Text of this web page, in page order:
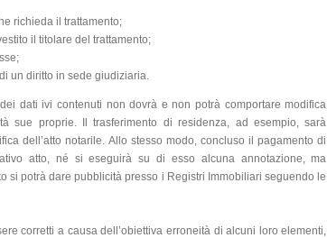
richieda il trattamento;
il titolare del trattamento;
un diritto in sede giudiziaria.
dati ivi contenuti non dovrà e non potrà comportare modifica
sue proprie. Il trasferimento di residenza, ad esempio, sarà
dell’atto notarile. Allo stesso modo, concluso il pagamento di
atto, né si eseguirà su di esso alcuna annotazione, ma
si potrà dare pubblicità presso i Registri Immobiliari seguendo le
corretti a causa dell’obiettiva erroneità di alcuni loro elementi,